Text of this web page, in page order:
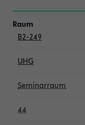
B2-249
UHG
Seminarraum
44